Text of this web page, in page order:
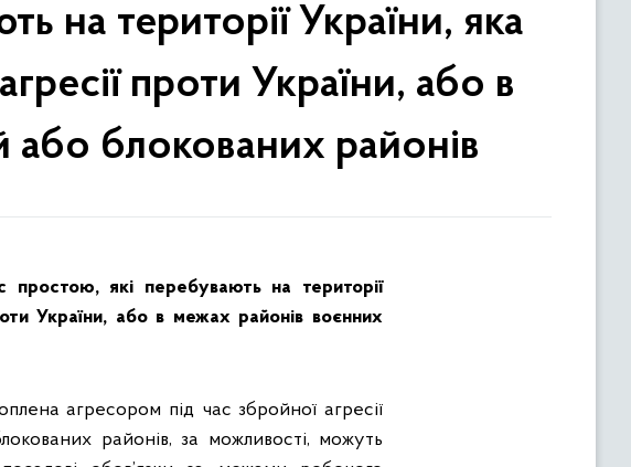
на території України, яка
проти України, або в
блокованих районів
простою, які перебувають на території
України, або в межах районів воєнних
агресором під час збройної агресії
районів, за можливості, можуть